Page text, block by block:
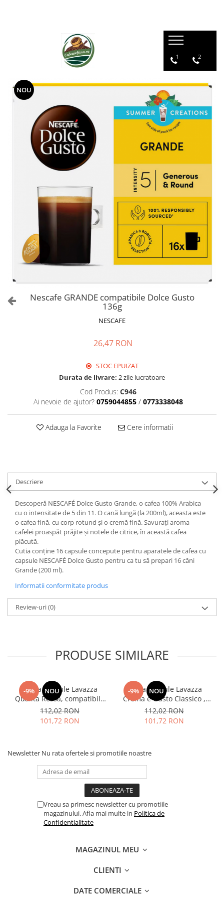
1 2
NOU
Nescafe GRANDE compatibile Dolce Gusto
136g
NESCAFE
26,47 RON
STOC EPUIZAT
Durata de livrare: 2 zile lucratoare
Cod Produs: C946
Ai nevoie de ajutor? 0759044855 / 0773338048
Adauga la Favorite Cere informatii
Descriere
Descoperă NESCAFÉ Dolce Gusto Grande, o cafea 100% Arabica
cu o intensitate de 5 din 11. O cană lungă (la 200ml), aceasta este
o cafea fină, cu corp rotund și o cremă fină. Savurați aroma
cafelei proaspăt prăjite și notele de citrice, în această cafea
plăcută.
Cutia conține 16 capsule concepute pentru aparatele de cafea cu
capsule NESCAFÉ Dolce Gusto pentru ca tu să prepari 16 căni
Grande (200 ml).
Informatii conformitate produs
Review-uri(0)
PRODUSE SIMILARE
-9% NOU
Cafea capsule Lavazza
Qualita Rossa, compatibile
Nespresso, 80 buc
112,02 RON
101,72 RON
-9% NOU
Cafea capsule Lavazza
Crema e Gusto Classico ,
compatibile Nespresso, 80
buc
112,02 RON
101,72 RON
Newsletter Nu rata ofertele si promotiile noastre
Vreau sa primesc newsletter cu promotiile
magazinului. Afla mai multe in Politica de
Confidentialitate
MAGAZINUL MEU
CLIENTI
DATE COMERCIALE